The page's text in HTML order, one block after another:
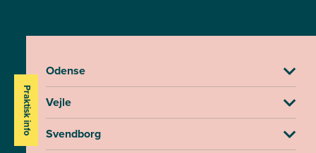
Praktisk info
Odense
Vejle
Svendborg